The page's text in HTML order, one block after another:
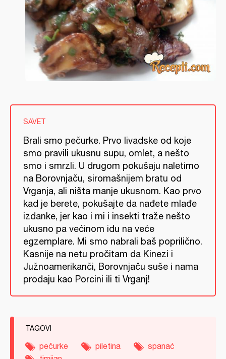
SAVET
Brali smo pečurke. Prvo livadske od koje
smo pravili ukusnu supu, omlet, a nešto
smo i smrzli. U drugom pokušaju naletimo
na Borovnjaču, siromašnijem bratu od
Vrganja, ali ništa manje ukusnom. Kao prvo
kad je berete, pokušajte da nađete mlađe
izdanke, jer kao i mi i insekti traže nešto
ukusno pa većinom idu na veće
egzemplare. Mi smo nabrali baš poprilično.
Kasnije na netu pročitam da Kinezi i
Južnoamerikanči, Borovnjaču suše i nama
prodaju kao Porcini ili ti Vrganj!
TAGOVI
pečurke piletina
spanać